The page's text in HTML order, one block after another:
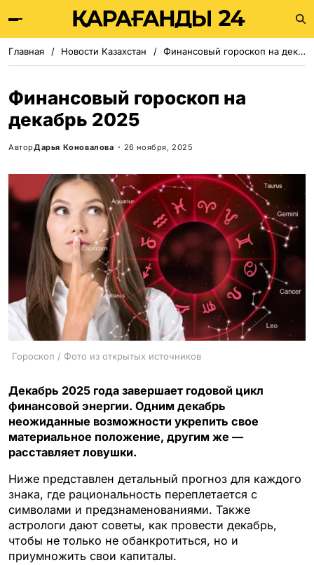
Главная Новости Казахстан Финансовый гороскоп на декабрь 2025
Финансовый гороскоп на
декабрь 2025
АвторДарья Коновалова 26 ноября, 2025
Гороскоп / Фото из открытых источников
Декабрь 2025 года завершает годовой цикл
финансовой энергии. Одним декабрь
неожиданные возможности укрепить свое
материальное положение, другим же —
расставляет ловушки.
Ниже представлен детальный прогноз для каждого
знака, где рациональность переплетается с
символами и предзнаменованиями. Также
астрологи дают советы, как провести декабрь,
чтобы не только не обанкротиться, но и
приумножить свои капиталы.